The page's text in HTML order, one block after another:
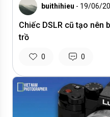
buithihieu - 19/06/
Chiếc DSLR cũ tạo nên
trồ
0 0